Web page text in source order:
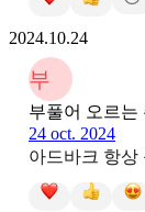
2024.10.24
부
부풀어 오르는
24 oct. 2024
아드바크 항상